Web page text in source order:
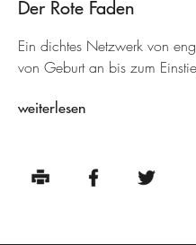
Der Rote Faden
Ein dichtes Netzwerk von
von Geburt an bis zum
weiterlesen